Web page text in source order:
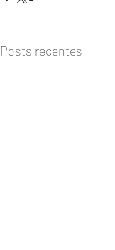
Posts recentes